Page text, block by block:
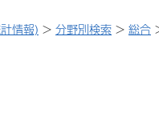
情報) > 分野別検索 > 総合